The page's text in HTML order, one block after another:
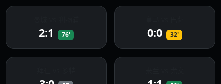
2:1 76' 0:0 32'